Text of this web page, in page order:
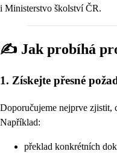
i Ministerstvo školství ČR.
✍️ Jak probíhá
1. Získejte přesné
Doporučujeme nejprve zjistit,
Například:
překlad konkrétních